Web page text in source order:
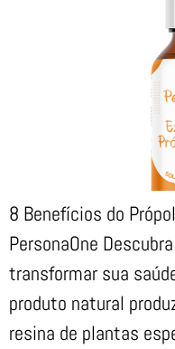
8 Benefícios do
PersonaOne
transformar sua
produto natural
resina de plantas